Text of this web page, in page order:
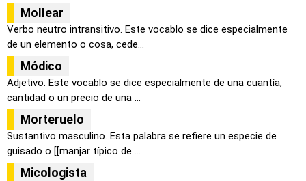
Mollear
Verbo neutro intransitivo. Este vocablo se dice especialmente
de un elemento o cosa, cede...
Módico
Adjetivo. Este vocablo se dice especialmente de una cuantía,
cantidad o un precio de una ...
Morteruelo
Sustantivo masculino. Esta palabra se refiere un especie de
guisado o [[manjar típico de ...
Micologista